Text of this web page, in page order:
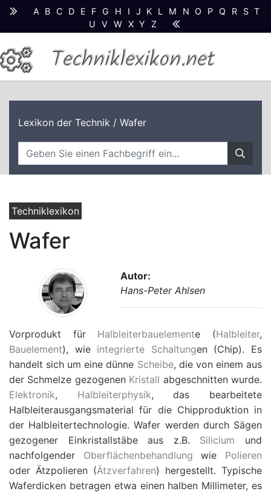
A B C D E F G H I J K L M N O P Q R S T
U
V W X Y Z
Techniklexikon.net
Lexikon der Technik / Wafer
Techniklexikon
Wafer
Autor:
Hans-Peter Ahlsen
Vorprodukt für Halbleiterbauelemente (Halbleiter,
Bauelement), wie integrierte Schaltungen (Chip). Es
handelt sich um eine dünne Scheibe, die von einem aus
der Schmelze gezogenen Kristall abgeschnitten wurde.
Elektronik, Halbleiterphysik, das bearbeitete
Halbleiterausgangsmaterial für die Chipproduktion in
der Halbleitertechnologie. Wafer werden durch Sägen
gezogener Einkristallstäbe aus z.B. Silicium und
nachfolgender Oberflächenbehandlung wie Polieren
oder Ätzpolieren (Ätzverfahren) hergestellt. Typische
Waferdicken betragen etwa einen halben Millimeter, es